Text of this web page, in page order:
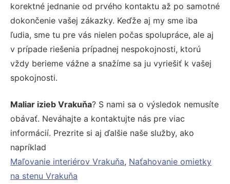
korektné jednanie od prvého kontaktu až po samotné
dokončenie vašej zákazky. Keďže aj my sme iba
ľudia, sme tu pre vás nielen počas spolupráce, ale aj
v prípade riešenia prípadnej nespokojnosti, ktorú
vždy berieme vážne a snažíme sa ju vyriešiť k vašej
spokojnosti.
Maliar izieb Vrakuňa? S nami sa o výsledok nemusíte
obávať. Neváhajte a kontaktujte nás pre viac
informácií. Prezrite si aj ďalšie naše služby, ako
napríklad
Maľovanie interiérov Vrakuňa, Naťahovanie omietky
na stenu Vrakuňa